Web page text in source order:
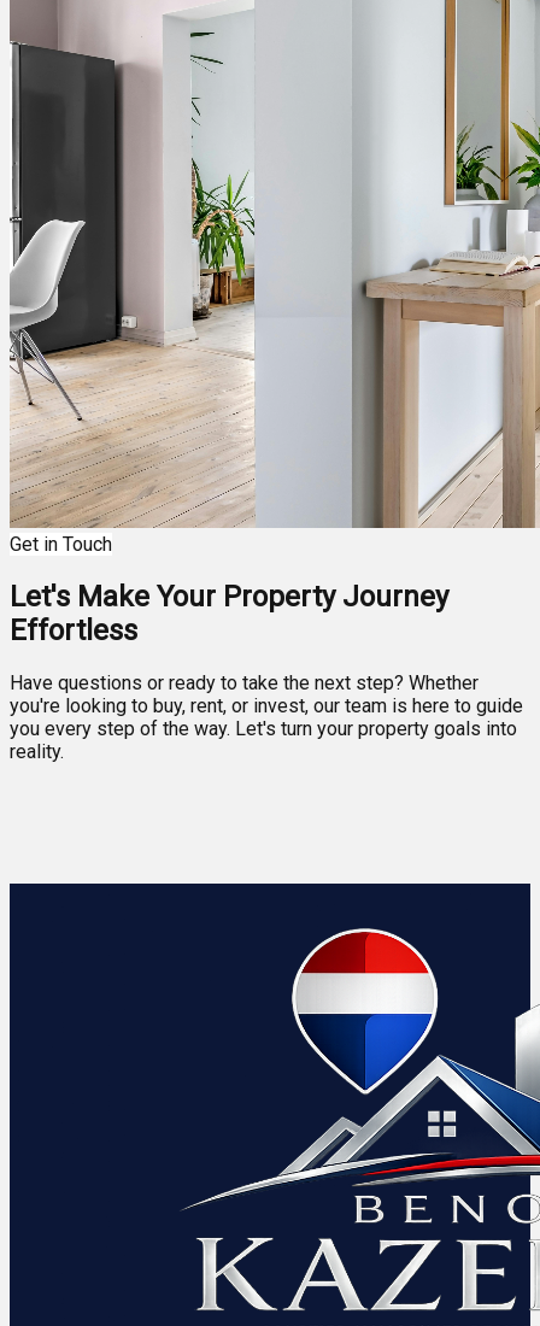
Get in Touch
Let's Make Your Property Journey
Effortless
Have questions or ready to take the next step? Whether
you're looking to buy, rent, or invest, our team is here to guide
you every step of the way. Let's turn your property goals into
reality.